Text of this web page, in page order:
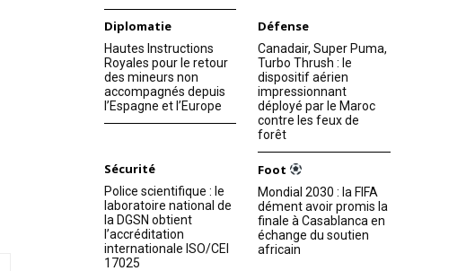
Diplomatie
Hautes Instructions
Royales pour le retour
des mineurs non
accompagnés depuis
l’Espagne et l’Europe
Défense
Canadair, Super Puma,
Turbo Thrush : le
dispositif aérien
impressionnant
déployé par le Maroc
contre les feux de
forêt
Sécurité
Police scientifique : le
laboratoire national de
la DGSN obtient
l’accréditation
internationale ISO/CEI
17025
Foot
Mondial 2030 : la FIFA
dément avoir promis la
finale à Casablanca en
échange du soutien
africain